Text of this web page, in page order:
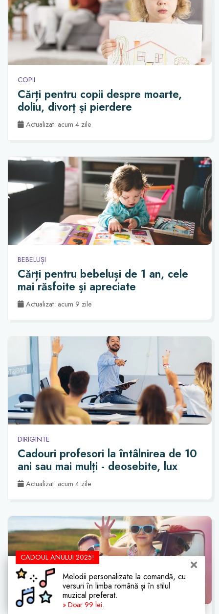
COPII
Cărți pentru copii despre moarte,
doliu, divorț și pierdere
Actualizat: acum 4 zile
BEBELUȘI
Cărți pentru bebeluși de 1 an, cele
mai răsfoite și apreciate
Actualizat: acum 9 zile
DIRIGINTE
Cadouri profesori la întâlnirea de 10
ani sau mai mulți - deosebite, lux
Actualizat: acum 4 zile
CADOUL ANULUI 2025!
Melodii personalizate la comandă, cu
versuri în limba română și în stilul
muzical preferat.
» Doar 99 lei.